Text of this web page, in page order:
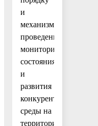
и
механизму
проведения
мониторинга
состояния
и
развития
конкурентной
среды на
территории